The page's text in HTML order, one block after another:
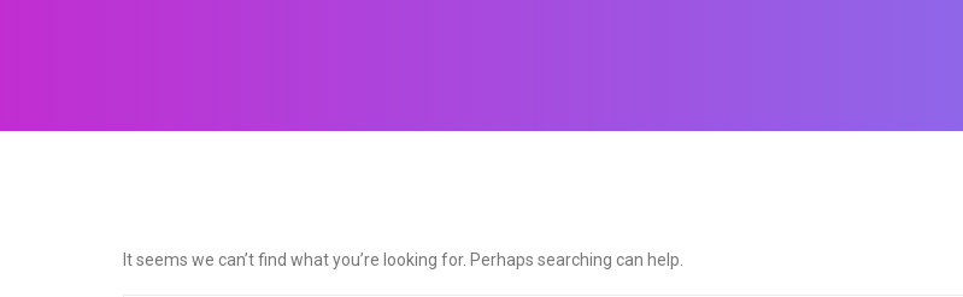
It seems we can’t find what you’re looking for. Perhaps searching can help.